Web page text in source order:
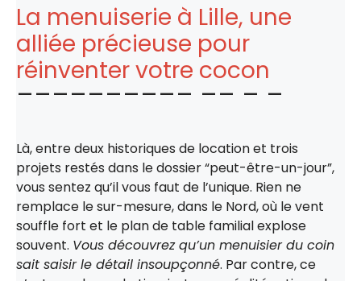
La menuiserie à Lille, une
alliée précieuse pour
réinventer votre cocon
Là, entre deux historiques de location et trois
projets restés dans le dossier “peut-être-un-jour”,
vous sentez qu’il vous faut de l’unique. Rien ne
remplace le sur-mesure, dans le Nord, où le vent
souffle fort et le plan de table familial explose
souvent. Vous découvrez qu’un menuisier du coin
sait saisir le détail insoupçonné. Par contre, ce